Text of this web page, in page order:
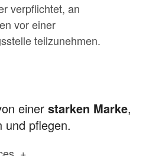
verpflichtet, an
vor einer
teilzunehmen.
einer starken Marke,
und pflegen.